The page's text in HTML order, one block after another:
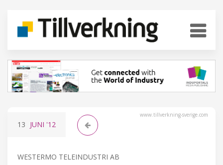
www.tillverkning-sverige.com
13 JUNI '12
WESTERMO TELEINDUSTRI AB